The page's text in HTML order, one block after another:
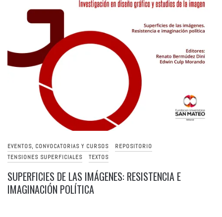
EVENTOS, CONVOCATORIAS Y CURSOS
REPOSITORIO
TENSIONES SUPERFICIALES
TEXTOS
SUPERFICIES DE LAS IMÁGENES: RESISTENCIA E
IMAGINACIÓN POLÍTICA